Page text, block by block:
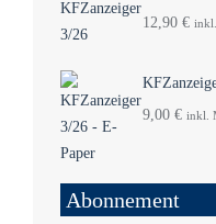
12,90 €
9,00 € inkl.
Abonnement